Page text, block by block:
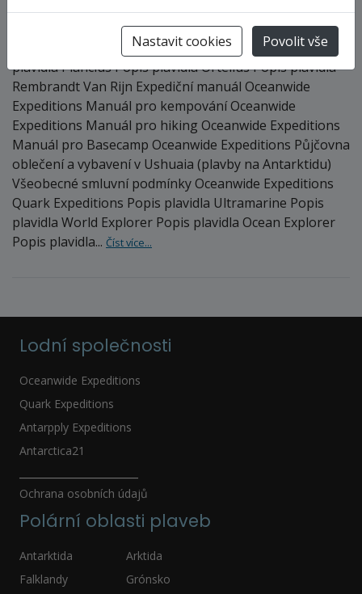
společností)
Oceanwide Expeditions Popis plavidla Hondius Popis
plavidla Plancius Popis plavidla Ortelius Popis plavidla
Rembrandt Van Rijn Expediční manuál Oceanwide
Expeditions Manuál pro kempování Oceanwide
Expeditions Manuál pro hiking Oceanwide Expeditions
Manuál pro Basecamp Oceanwide Expeditions Půjčovna
oblečení a vybavení v Ushuaia (plavby na Antarktidu)
Všeobecné smluvní podmínky Oceanwide Expeditions
Quark Expeditions Popis plavidla Ultramarine Popis
plavidla World Explorer Popis plavidla Ocean Explorer
Popis plavidla... Číst více...
Lodní společnosti
Oceanwide Expeditions
Quark Expeditions
Antarpply Expeditions
Antarctica21
Ochrana osobních údajů
Polární oblasti plaveb
Antarktida
Arktida
Falklandy
Grónsko
Nastavit cookies Povolit vše